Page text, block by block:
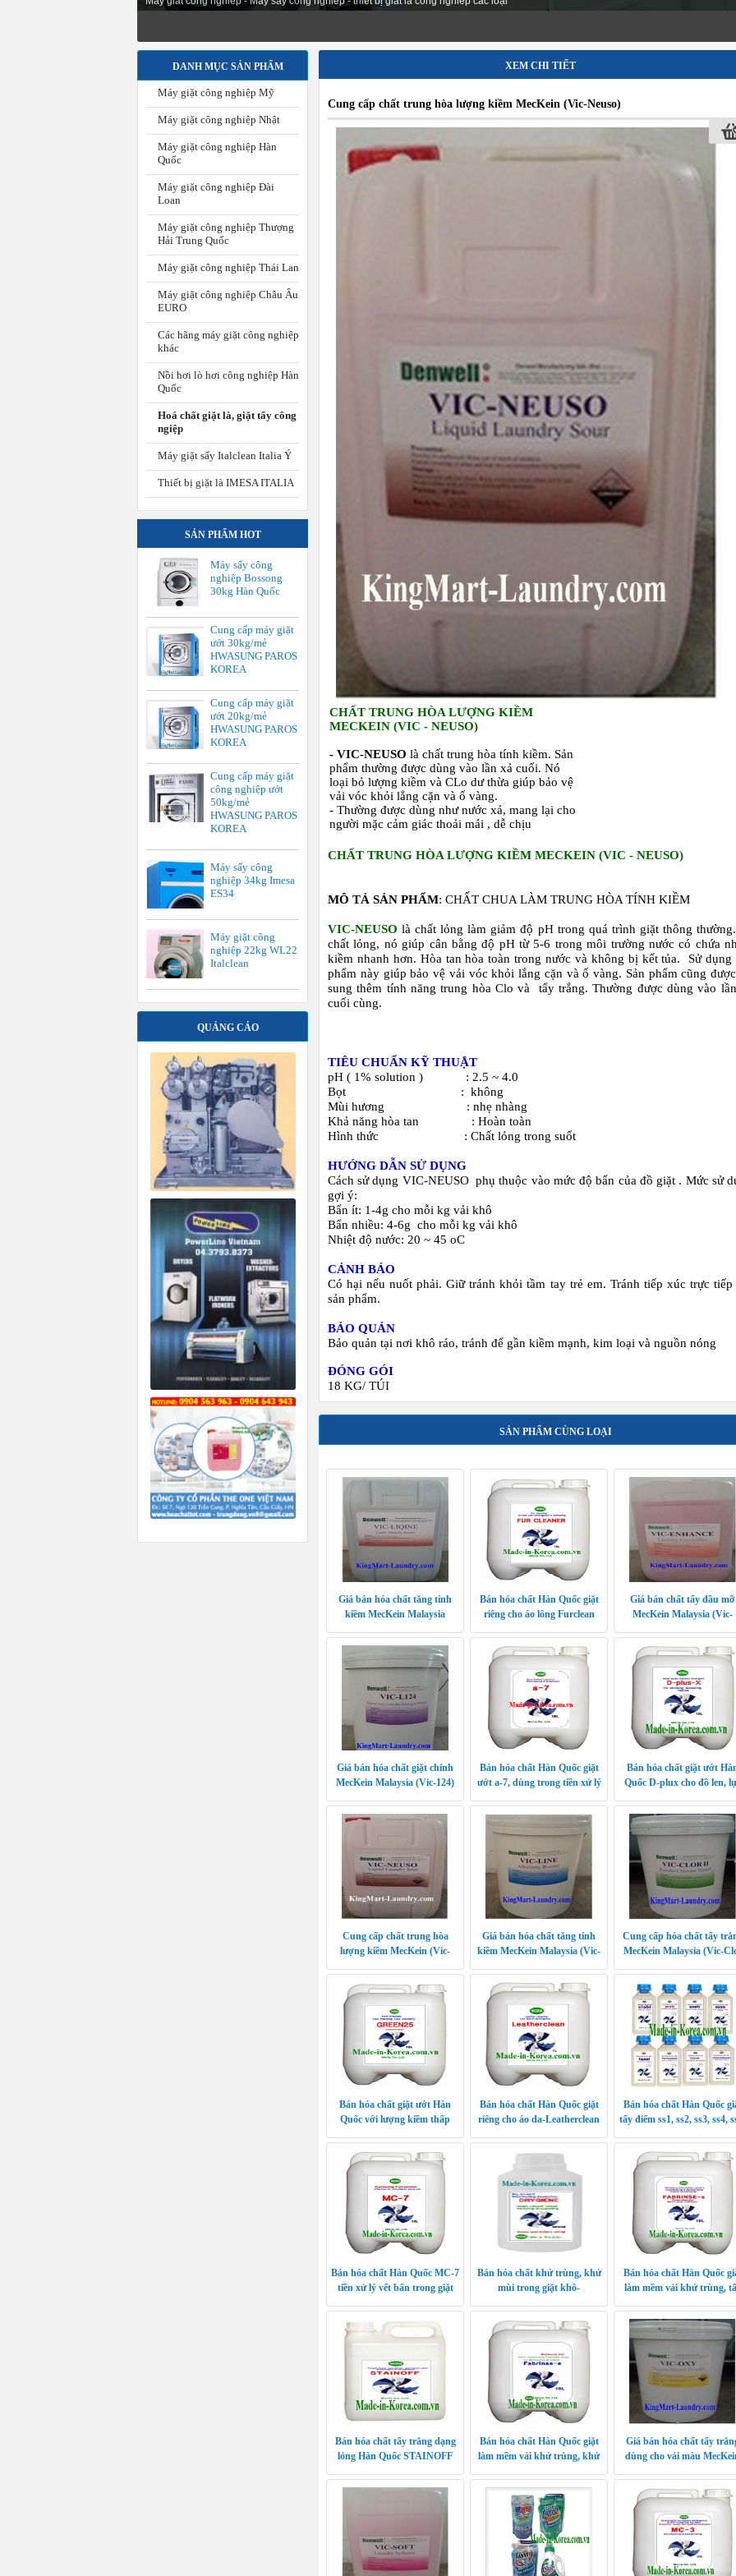
DANH MỤC SẢN PHẨM
Máy giặt công nghiệp Mỹ
Máy giặt công nghiệp Nhật
Máy giặt công nghiệp Hàn
Quốc
Máy giặt công nghiệp Đài
Loan
Máy giặt công nghiệp Thượng
Hải Trung Quốc
Máy giặt công nghiệp Thái Lan
Máy giặt công nghiệp Châu Âu
EURO
Các hãng máy giặt công nghiệp
khác
Nồi hơi lò hơi công nghiệp Hàn
Quốc
Hoá chất giặt là, giặt tẩy công
ngiệp
Máy giặt sấy Italclean Italia Ý
Thiết bị giặt là IMESA ITALIA
SẢN PHẨM HOT
Máy sấy công
nghiệp Bossong
30kg Hàn Quốc
Cung cấp máy giặt
ướt 30kg/mẻ
HWASUNG PAROS
KOREA
Cung cấp máy giặt
ướt 20kg/mẻ
HWASUNG PAROS
KOREA
Cung cấp máy giặt
công nghiệp ướt
50kg/mẻ
HWASUNG PAROS
KOREA
Máy sấy công
nghiệp 34kg Imesa
ES34
Máy giặt công
nghiệp 22kg WL22
Italclean
QUẢNG CÁO
XEM CHI TIẾT
Cung cấp chất trung hòa lượng kiềm MecKein (Vic-Neuso)
CHẤT TRUNG HÒA LƯỢNG KIỀM
MECKEIN (VIC - NEUSO)
- VIC-NEUSO là chất trung hòa tính kiềm. Sản
phẩm thường được dùng vào lần xả cuối. Nó
loại bỏ lượng kiềm và CLo dư thừa giúp bảo vệ
vải vóc khỏi lắng cặn và ố vàng.
- Thường được dùng như nước xả, mang lại cho
người mặc cảm giác thoải mái , dễ chịu
CHẤT TRUNG HÒA LƯỢNG KIỀM MECKEIN (VIC - NEUSO)
MÔ TẢ SẢN PHẨM: CHẤT CHUA LÀM TRUNG HÒA TÍNH KIỀM
VIC-NEUSO là chất lỏng làm giảm độ pH trong quá trình giặt thông
chất lỏng, nó giúp cân bằng độ pH từ 5-6 trong môi trường nước có chứa
kiềm nhanh hơn. Hòa tan hòa toàn trong nước và không bị kết tủa. Sử dụng
phẩm này giúp bảo vệ vải vóc khỏi lắng cặn và ố vàng. Sản phẩm cũng
sung thêm tính năng trung hòa Clo và tẩy trắng. Thường được dùng vào
cuối cùng.
TIÊU CHUẨN KỸ THUẬT
pH ( 1% solution ) : 2.5 ~ 4.0
Bọt : không
Mùi hương : nhẹ nhàng
Khả năng hòa tan : Hoàn toàn
Hình thức : Chất lỏng trong suốt
HƯỚNG DẪN SỬ DỤNG
Cách sử dụng VIC-NEUSO phụ thuộc vào mức độ bẩn của đồ giặt . Mức sử
gợi ý:
Bẩn ít: 1-4g cho mỗi kg vải khô
Bẩn nhiều: 4-6g cho mỗi kg vải khô
Nhiệt độ nước: 20 ~ 45 oC
CẢNH BÁO
Có hại nếu nuốt phải. Giữ tránh khỏi tầm tay trẻ em. Tránh tiếp xúc trực
sản phẩm.
BẢO QUẢN
Bảo quản tại nơi khô ráo, tránh để gần kiềm mạnh, kim loại và nguồn nóng
ĐÓNG GÓI
18 KG/ TÚI
SẢN PHẨM CÙNG LOẠI
Giá bán hóa chất tăng tính
kiềm MecKein Malaysia
Bán hóa chất Hàn Quốc giặt
riêng cho áo lông Furclean
Giá bán chất tẩy dầu mỡ
MecKein Malaysia (Vic-
Giá bán hóa chất giặt chính
MecKein Malaysia (Vic-124)
Bán hóa chất Hàn Quốc giặt
ướt a-7, dùng trong tiền xử lý
Bán hóa chất giặt ướt
Quốc D-plux cho đồ len,
Cung cấp chất trung hòa
lượng kiềm MecKein (Vic-
Giá bán hóa chất tăng tính
kiềm MecKein Malaysia (Vic-
Cung cấp hóa chất tẩy
MecKein Malaysia (Vic-
Bán hóa chất giặt ướt Hàn
Quốc với lượng kiềm thấp
Bán hóa chất Hàn Quốc giặt
riêng cho áo da-Leatherclean
Bán hóa chất Hàn Quốc
tẩy điểm ss1, ss2, ss3, ss4,
Bán hóa chất Hàn Quốc MC-7
tiền xử lý vết bẩn trong giặt
Bán hóa chất khử trùng, khử
mùi trong giặt khô-
Bán hóa chất Hàn Quốc
làm mềm vải khử trùng,
Bán hóa chất tẩy trắng dạng
lỏng Hàn Quốc STAINOFF
Bán hóa chất Hàn Quốc giặt
làm mềm vải khử trùng, khử
Giá bán hóa chất tẩy
dùng cho vải màu